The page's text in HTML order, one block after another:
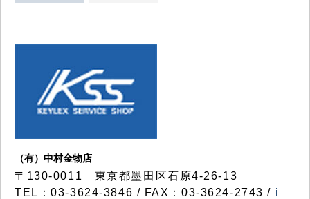
（有）中村金物店
〒130-0011 東京都墨田区石原4-26-13
TEL：03-3624-3846 / FAX：03-3624-2743 / i